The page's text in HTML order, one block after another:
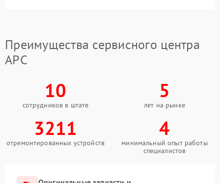
Преимущества сервисного центра
APC
10
сотрудников в штате
5
лет на рынке
3211
отремонтированных устройств
4
минимальный опыт работы
специалистов